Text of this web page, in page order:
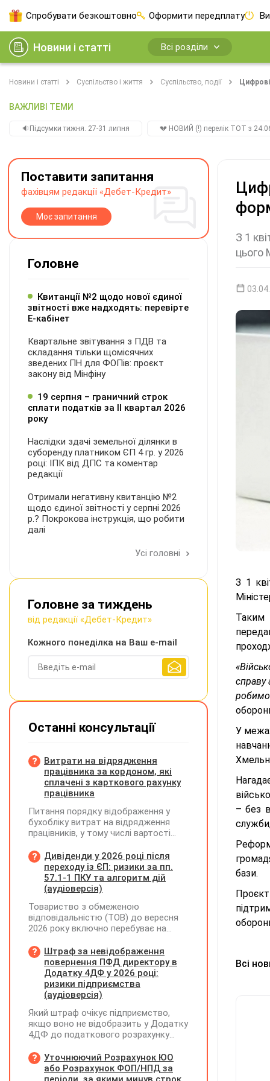
Спробувати безкоштовно Оформити передплату
Новини і статті Всі розділи
Новини і статті Суспільство і життя Суспільство, події
ВАЖЛИВІ ТЕМИ
🔉Підсумки тижня. 27-31 липня 💔 НОВИЙ (!) перелік ТОТ з
З 1
цього
З 1
Таким
справу
У
– без
бази.
Всі
Поставити запитання
фахівцям редакції «Дебет-Кредит»
Моє запитання
Головне
Квитанції №2 щодо нової єдиної
звітності вже надходять: перевірте
Е-кабінет
Квартальне звітування з ПДВ та
складання тільки щомісячних
зведених ПН для ФОПів: проєкт
закону від Мінфіну
19 серпня – граничний строк
сплати податків за ІI квартал 2026
року
Наслідки здачі земельної ділянки в
суборенду платником ЄП 4 гр. у 2026
році: ІПК від ДПС та коментар
редакції
Отримали негативну квитанцію №2
щодо єдиної звітності у серпні 2026
р.? Покрокова інструкція, що робити
далі
Усі головні
Головне за тиждень
від редакції «Дебет-Кредит»
Кожного понеділка на Ваш e-mail
Останні консультації
Витрати на відрядження
працівника за кордоном, які
сплачені з карткового рахунку
працівника
Питання порядку відображення у
бухобліку витрат на відрядження
працівників, у тому числі вартості
карткового рахунку працівника та
підтвердження таких операцій
первинними документами, належать
до компетенції Мінфіну
Дивіденди у 2026 році після
переходу із ЄП: ризики за пп.
57.1-1 ПКУ та алгоритм дій
(аудіоверсія)
Товариство з обмеженою
відповідальністю (ТОВ) до вересня
2026 року включно перебуває на
(єдиний податок, 3 група, ставка 5%,
неплатник ПДВ). З 1 жовтня 2026
року підприємство переходить на
загальну систему оподаткування
(стає платником податку на
діяльності у періоді 2024–2025 років
(під час перебування на спрощеній
системі) підприємство отримало
нерозподіленого прибутку в балансі
становить 18 млн грн. Наприкінці
Штраф за невідображення
повернення ПФД директору в
Додатку 4ДФ у 2026 році:
ризики підприємства
(аудіоверсія)
Який штраф очікує підприємство,
якщо воно не відобразить у Додатку
4ДФ до податкового розрахунку
допомоги (ПФД) директору?
Уточнюючий Розрахунок ЮО
або Розрахунок ФОП/НПД за